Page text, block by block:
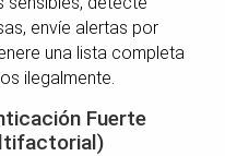
envíe alertas por
una lista completa
ilegalmente.
Fuerte